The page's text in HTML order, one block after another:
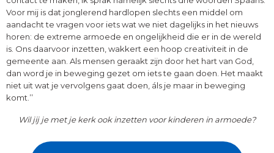
Voor mij is dat jonglerend hardlopen slechts een middel om
aandacht te vragen voor iets wat we niet dagelijks in het nieuws
horen: de extreme armoede en ongelijkheid die er in de wereld
is. Ons daarvoor inzetten, wakkert een hoop creativiteit in de
gemeente aan. Als mensen geraakt zijn door het hart van God,
dan word je in beweging gezet om iets te gaan doen. Het maakt
niet uit wat je vervolgens gaat doen, áls je maar in beweging
komt.’’
Wil jij je met je kerk ook inzetten voor kinderen in armoede?